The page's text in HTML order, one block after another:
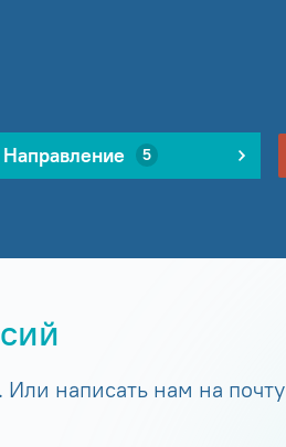
Направление 5
написать нам на почту